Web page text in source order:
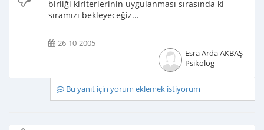
birliği kiriterlerinin uygulanması sırasında ki
sıramızı bekleyeceğiz...
26-10-2005
Esra Arda AKBAŞ
Psikolog
Bu yanıt için yorum eklemek istiyorum